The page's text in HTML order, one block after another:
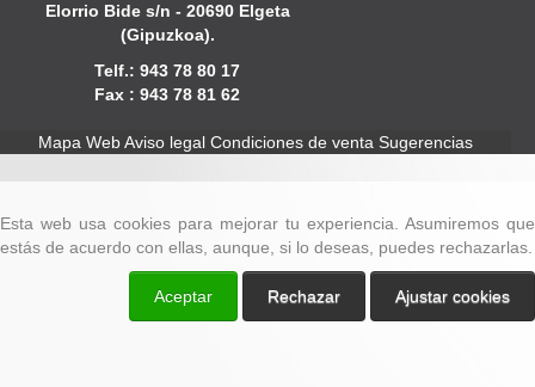
Elorrio Bide s/n - 20690 Elgeta
(Gipuzkoa).
Telf.: 943 78 80 17
Fax : 943 78 81 62
Mapa WebAviso legal Condiciones de venta Sugerencias
Esta web usa cookies para mejorar tu experiencia. Asumiremos que
estás de acuerdo con ellas, aunque, si lo deseas, puedes rechazarlas.
Aceptar Rechazar Ajustar cookies